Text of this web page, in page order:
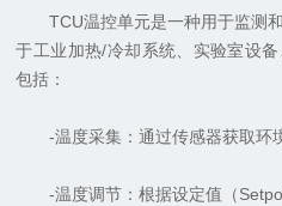
TCU温控单元是一种用于监测和
于工业加热/冷却系统、实验室设
包括：
-温度采集：通过传感器获取环境
-温度调节：根据设定值（